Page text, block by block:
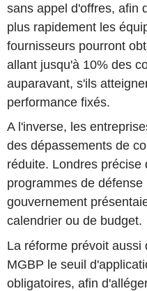
sans appel d'offres, afin
plus rapidement les
fournisseurs pourront
allant jusqu'à 10% des
auparavant, s'ils
performance fixés.
A l'inverse, les
des dépassements de
réduite. Londres précise
programmes de
gouvernement
calendrier ou de budget.
La réforme prévoit
MGBP le seuil
obligatoires, afin